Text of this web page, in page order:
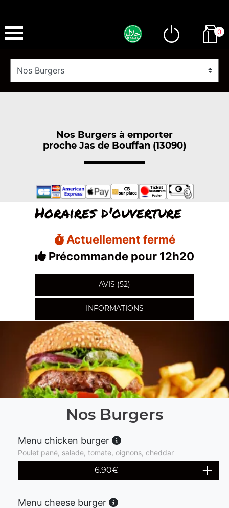
0
Nos Burgers à emporter
proche Jas de Bouffan (13090)
Horaires d'ouverture
Actuellement fermé
Précommande pour 12h20
AVIS (52)
INFORMATIONS
Nos Burgers
Menu chicken burger
Poulet pané, salade, tomate, oignons, cheddar
6.90€
Menu cheese burger